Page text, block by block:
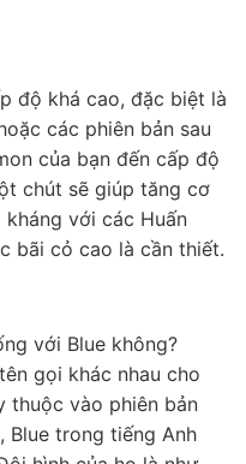
độ khá cao, đặc biệt là
các phiên bản sau
của bạn đến cấp độ
chút sẽ giúp tăng cơ
với các Huấn
bãi cỏ cao là cần thiết.
với Blue không?
gọi khác nhau cho
thuộc vào phiên bản
Blue trong tiếng Anh